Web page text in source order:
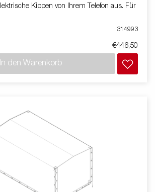
Kippen von Ihrem Telefon aus. Für
314993
€446,50
In den Warenkorb